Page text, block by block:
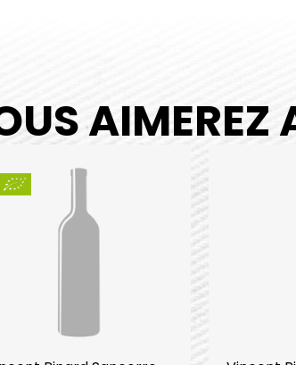
AIMEREZ